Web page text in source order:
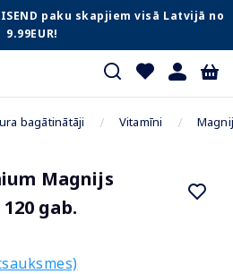
paku skapjiem visā Latvijā no
9.99EUR!
bagātinātāji Vitamīni
Magnijs
gab.